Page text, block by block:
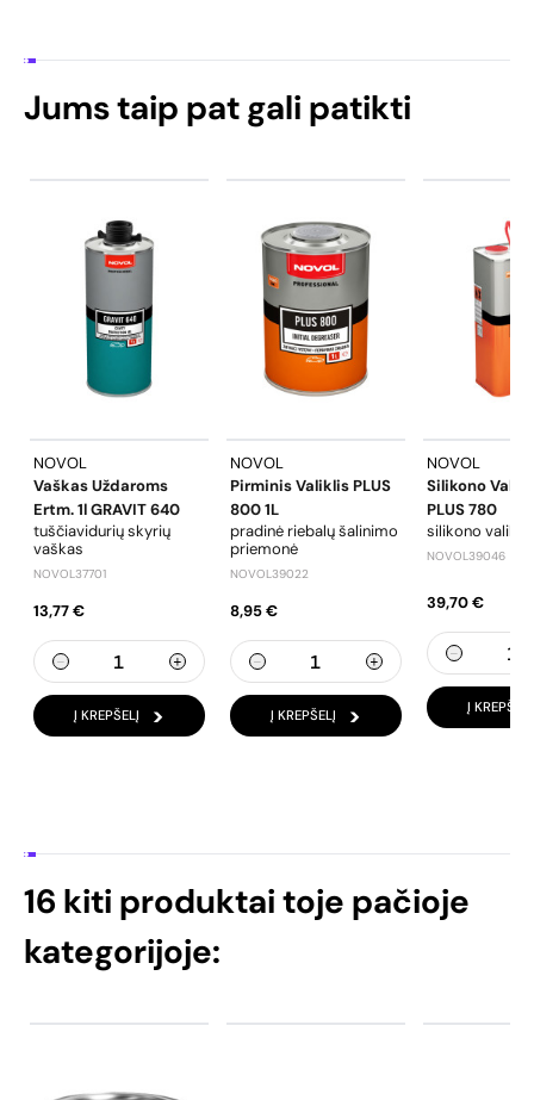
Jums taip pat gali patikti
NOVOL
Vaškas Uždaroms
Ertm. 1l GRAVIT 640
tuščiavidurių skyrių
vaškas
NOVOL37701
13,77 €
Į KREPŠELĮ
NOVOL
Pirminis Valiklis PLUS
800 1L
pradinė riebalų šalinimo
priemonė
NOVOL39022
8,95 €
Į KREPŠELĮ
NOVOL
Silikono
PLUS 780
silikono valiklis
NOVOL39046
39,70 €
Į KREPŠELĮ
16 kiti produktai toje pačioje
kategorijoje: